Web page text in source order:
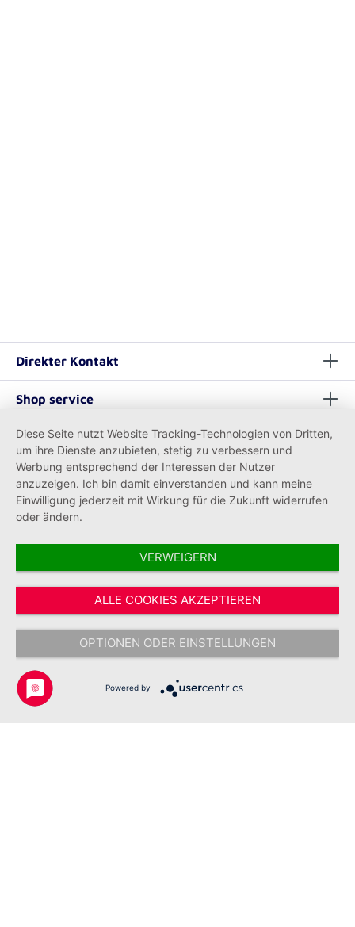
Direkter Kontakt
Shop service
Informationen
Vertrag widerrufen
* Alle Preise inkl. gesetzl. Mehrwertsteuer zzgl.Versandkostenund ggf.
Nachnahmegebühren, wenn nicht anders angegeben.
Copyright © 2026 Johanniter-Unfall-Hilfe e.V. - Alle Rechte
vorbehalten.
Diese Seite nutzt Website Tracking-Technologien von Dritten,
um ihre Dienste anzubieten, stetig zu verbessern und
Werbung entsprechend der Interessen der Nutzer
anzuzeigen. Ich bin damit einverstanden und kann meine
Einwilligung jederzeit mit Wirkung für die Zukunft widerrufen
oder ändern.
VERWEIGERN
ALLE COOKIES AKZEPTIEREN
OPTIONEN ODER EINSTELLUNGEN
Powered by